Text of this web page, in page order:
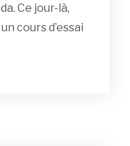
GONG
SAMEDI
Ce jour-là,
cours d’essai